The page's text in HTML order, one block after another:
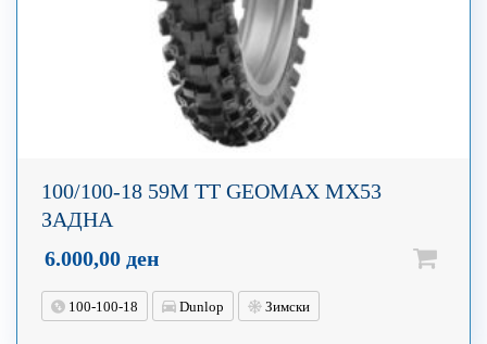
100/100-18 59M TT GEOMAX MX53
ЗАДНА
6.000,00 ден
100-100-18 Dunlop Зимски